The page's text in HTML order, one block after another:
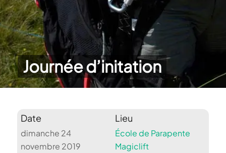
Journée d’initation
Date
dimanche 24
novembre 2019
Lieu
École de Parapente
Magiclift